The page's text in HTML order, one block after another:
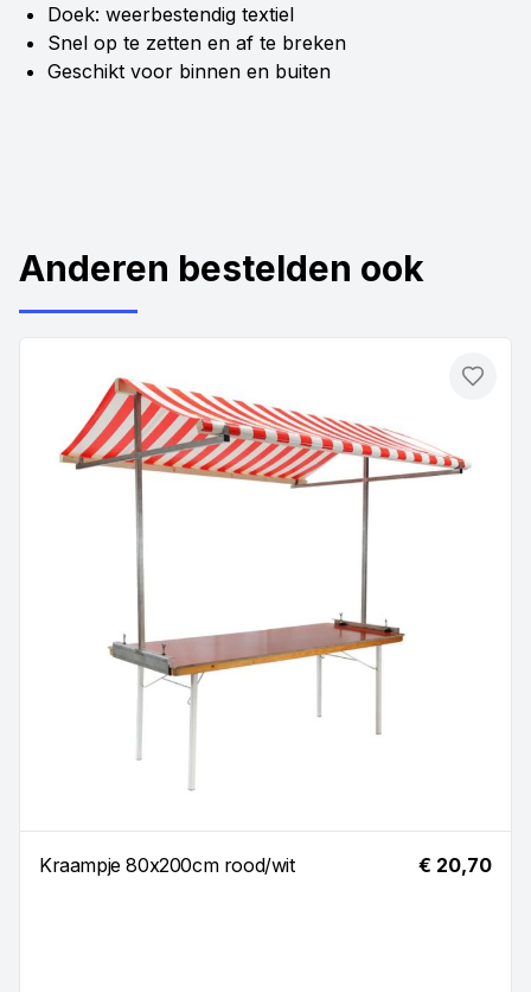
Doek: weerbestendig textiel
Snel op te zetten en af te breken
Geschikt voor binnen en buiten
Anderen bestelden ook
Kraampje 80x200cm rood/wit € 20,70